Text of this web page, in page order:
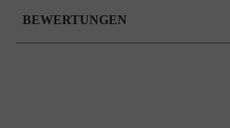
BEWERTUNGEN